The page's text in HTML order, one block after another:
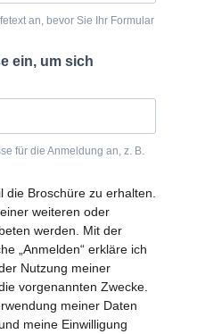
an, bevor Sie Ihr Formular
ein, um sich
für die Anmeldung an, z. B.
Broschüre zu erhalten.
weiteren oder
werden. Mit der
„Anmelden“ erkläre ich
Nutzung meiner
vorgenannten Zwecke.
meiner Daten
meine Einwilligung